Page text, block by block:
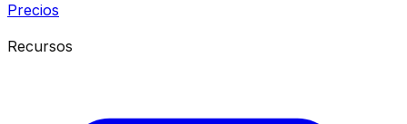
Precios
Recursos